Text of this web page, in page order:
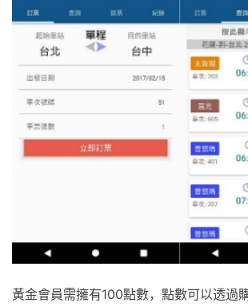
黃金會員需擁有100點數，點數可以透過